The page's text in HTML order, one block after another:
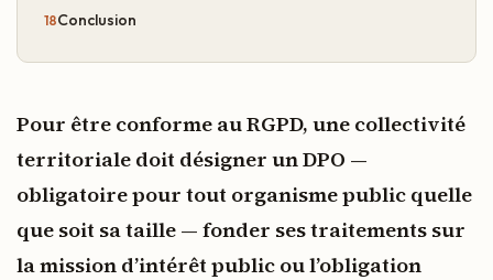
Conclusion
Pour être conforme au RGPD, une collectivité
territoriale doit désigner un DPO —
obligatoire pour tout organisme public quelle
que soit sa taille — fonder ses traitements sur
la mission d’intérêt public ou l’obligation